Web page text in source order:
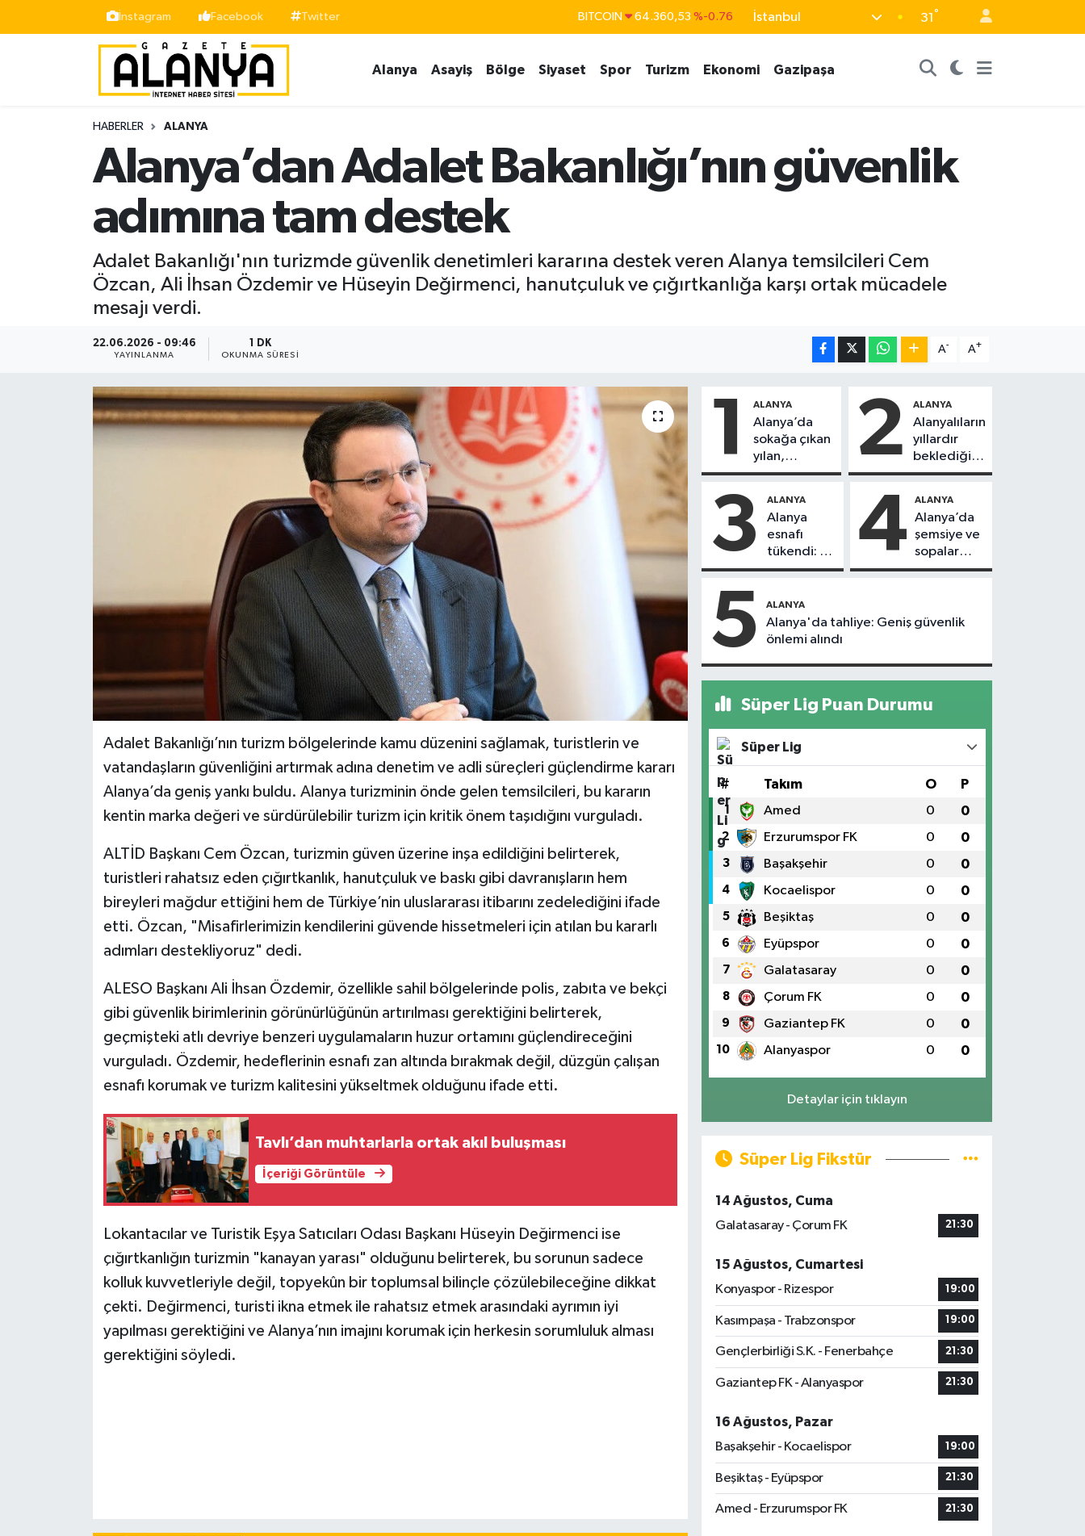
İnstagram Facebook Twitter
BİST100 13.887
İstanbul 31 °
Alanya Asayiş Bölge Siyaset Spor Turizm Ekonomi Gazipaşa
HABERLER ALANYA
Alanya’dan Adalet Bakanlığı’nın güvenlik
adımına tam destek
Adalet Bakanlığı'nın turizmde güvenlik denetimleri kararına destek veren Alanya temsilcileri Cem
Özcan, Ali İhsan Özdemir ve Hüseyin Değirmenci, hanutçuluk ve çığırtkanlığa karşı ortak mücadele
mesajı verdi.
22.06.2026 - 09:46
YAYINLANMA
1 DK
OKUNMA SÜRESI
A- A+
Adalet Bakanlığı’nın turizm bölgelerinde kamu düzenini sağlamak, turistlerin ve
vatandaşların güvenliğini artırmak adına denetim ve adli süreçleri güçlendirme kararı
Alanya’da geniş yankı buldu. Alanya turizminin önde gelen temsilcileri, bu kararın
kentin marka değeri ve sürdürülebilir turizm için kritik önem taşıdığını vurguladı.
ALTİD Başkanı Cem Özcan, turizmin güven üzerine inşa edildiğini belirterek,
turistleri rahatsız eden çığırtkanlık, hanutçuluk ve baskı gibi davranışların hem
bireyleri mağdur ettiğini hem de Türkiye’nin uluslararası itibarını zedelediğini ifade
etti. Özcan, "Misafirlerimizin kendilerini güvende hissetmeleri için atılan bu kararlı
adımları destekliyoruz" dedi.
ALESO Başkanı Ali İhsan Özdemir, özellikle sahil bölgelerinde polis, zabıta ve bekçi
gibi güvenlik birimlerinin görünürlüğünün artırılması gerektiğini belirterek,
geçmişteki atlı devriye benzeri uygulamaların huzur ortamını güçlendireceğini
vurguladı. Özdemir, hedeflerinin esnafı zan altında bırakmak değil, düzgün çalışan
esnafı korumak ve turizm kalitesini yükseltmek olduğunu ifade etti.
Tavlı’dan muhtarlarla ortak akıl buluşması
İçeriği Görüntüle
Lokantacılar ve Turistik Eşya Satıcıları Odası Başkanı Hüseyin Değirmenci ise
çığırtkanlığın turizmin "kanayan yarası" olduğunu belirterek, bu sorunun sadece
kolluk kuvvetleriyle değil, topyekûn bir toplumsal bilinçle çözülebileceğine dikkat
çekti. Değirmenci, turisti ikna etmek ile rahatsız etmek arasındaki ayrımın iyi
yapılması gerektiğini ve Alanya’nın imajını korumak için herkesin sorumluluk alması
gerektiğini söyledi.
1 ALANYA
Alanya’da
sokağa çıkan
yılan,
vatandaşı
2 ALANYA
Alanyalıların
yıllardır
beklediği
yol askıdan
3 ALANYA
Alanya
esnafı
tükendi: 1
ayda 150
kapandı
4 ALANYA
Alanya’da
şemsiye ve
sopalar
havada
5 ALANYA
Alanya'da tahliye: Geniş güvenlik
önlemi alındı
Süper Lig Puan Durumu
Süper Lig
# Takım O P
1 Amed 0 0
2 Erzurumspor FK 0 0
3 Başakşehir 0 0
4 Kocaelispor 0 0
5 Beşiktaş 0 0
6 Eyüpspor 0 0
7 Galatasaray 0 0
8 Çorum FK 0 0
9 Gaziantep FK 0 0
10 Alanyaspor 0 0
Detaylar için tıklayın
Süper Lig Fikstür
14 Ağustos, Cuma
Galatasaray - Çorum FK
21:30
15 Ağustos, Cumartesi
Konyaspor - Rizespor
19:00
Kasımpaşa - Trabzonspor 19:00
Gençlerbirliği S.K. - Fenerbahçe 21:30
Gaziantep FK - Alanyaspor 21:30
16 Ağustos, Pazar
Başakşehir - Kocaelispor
19:00
Beşiktaş - Eyüpspor 21:30
Amed - Erzurumspor FK 21:30
Siyaset
Ekonomi
Gazipaşa
İstanbul Nöbetçi Eczaneler
İstanbul Hava Durumu
Süper Lig Puan Durumu ve Fikstür
Tüm Manşetler
Son Dakika Haberleri
Haber Arşivi